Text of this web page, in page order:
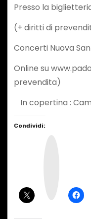
Presso la
(+ diritti di
Concerti Nuova
Online su
prevendita)
In copertina :
Condividi: